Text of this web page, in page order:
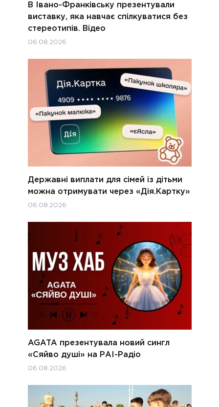
В Івано-Франківську презентували
виставку, яка навчає спілкуватися без
стереотипів. Відео
06.08.2026
Державні виплати для сімей із дітьми
можна отримувати через «Дія.Картку»
06.08.2026
AGATA презентувала новий сингл
«Сяйво душі» на РАІ-Радіо
06.08.2026